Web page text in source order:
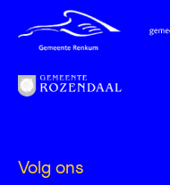
Volg ons